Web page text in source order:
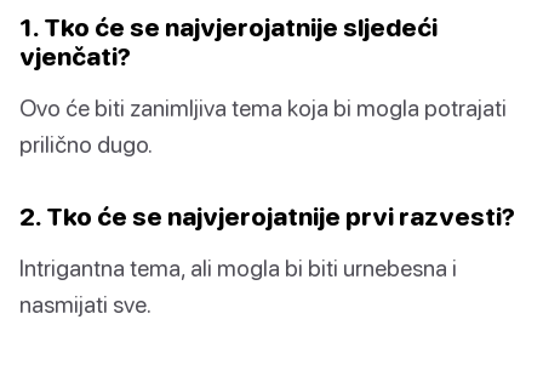
1. Tko će se najvjerojatnije sljedeći
vjenčati?
Ovo će biti zanimljiva tema koja bi mogla potrajati
prilično dugo.
2. Tko će se najvjerojatnije prvi razvesti?
Intrigantna tema, ali mogla bi biti urnebesna i
nasmijati sve.